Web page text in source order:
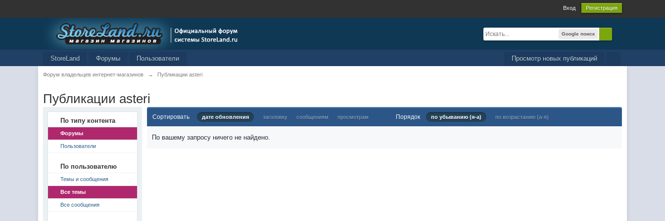
Вход Регистрация
Google поиск
Просмотр новых публикаций
StoreLand Форумы Пользователи
Форум владельцев интернет-магазинов → Публикации asteri
Публикации asteri
По типу контента
Форумы
Пользователи
По пользователю
Темы и сообщения
Все темы
Все сообщения
Сортировать дате обновления заголовку сообщениям просмотрам Порядок по убыванию (я-а) по возрастанию (а-я)
По вашему запросу ничего не найдено.